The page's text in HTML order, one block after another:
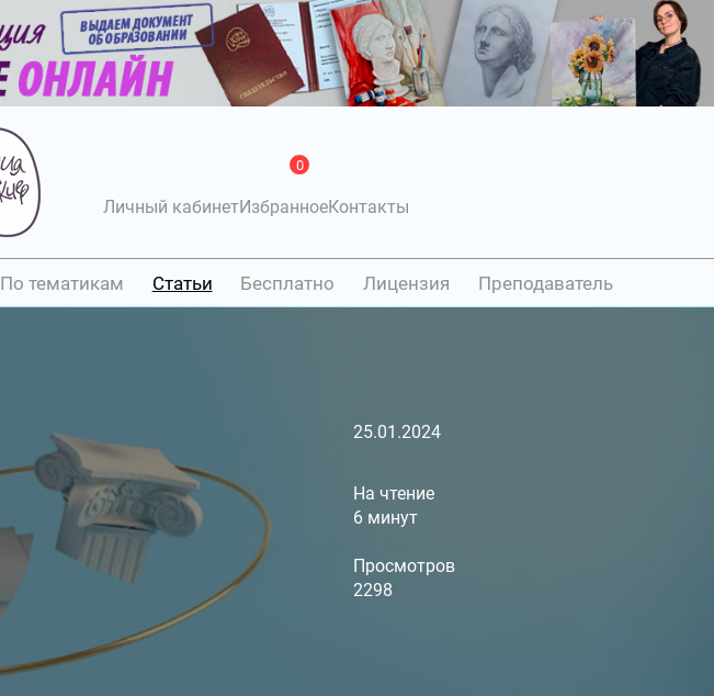
Личный кабинетИзбранное
0
Контакты
По тематикам Статьи Бесплатно Лицензия Преподаватель
25.01.2024
На чтение
6 минут
Просмотров
2298